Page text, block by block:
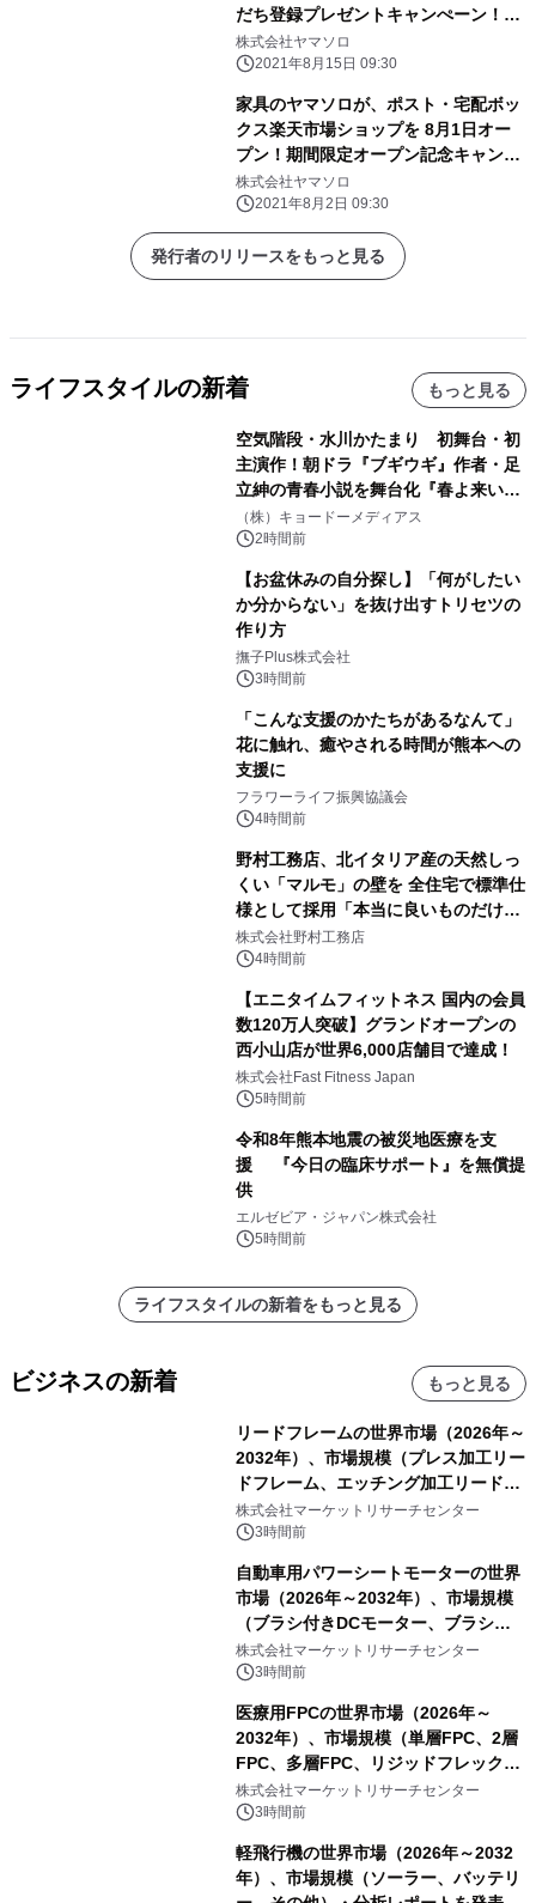
だち登録プレゼントキャンぺーン！」
を開催
株式会社ヤマソロ
2021年8月15日 09:30
家具のヤマソロが、ポスト・宅配ボッ
クス楽天市場ショップを 8月1日オー
プン！期間限定オープン記念キャンペ
ーンを開催
株式会社ヤマソロ
2021年8月2日 09:30
発行者のリリースをもっと見る
ライフスタイルの新着 もっと見る
空気階段・水川かたまり 初舞台・初
主演作！朝ドラ『ブギウギ』作者・足
立紳の青春小説を舞台化『春よ来い、
マジで来い』キービジュアル解禁！
（株）キョードーメディアス
2時間前
【お盆休みの自分探し】「何がしたい
か分からない」を抜け出すトリセツの
作り方
撫子Plus株式会社
3時間前
「こんな支援のかたちがあるなんて」
花に触れ、癒やされる時間が熊本への
支援に
フラワーライフ振興協議会
4時間前
野村工務店、北イタリア産の天然しっ
くい「マルモ」の壁を 全住宅で標準仕
様として採用「本当に良いものだけに
こだわる」
株式会社野村工務店
4時間前
【エニタイムフィットネス 国内の会員
数120万人突破】グランドオープンの
西小山店が世界6,000店舗目で達成！
株式会社Fast Fitness Japan
5時間前
令和8年熊本地震の被災地医療を支
援 『今日の臨床サポート』を無償提
供
エルゼビア・ジャパン株式会社
5時間前
ライフスタイルの新着をもっと見る
ビジネスの新着 もっと見る
リードフレームの世界市場（2026年～
2032年）、市場規模（プレス加工リー
ドフレーム、エッチング加工リードフ
レーム）・分析レポートを発表
株式会社マーケットリサーチセンター
3時間前
自動車用パワーシートモーターの世界
市場（2026年～2032年）、市場規模
（ブラシ付きDCモーター、ブラシレ
スDCモーター）・分析レポートを発
表
株式会社マーケットリサーチセンター
3時間前
医療用FPCの世界市場（2026年～
2032年）、市場規模（単層FPC、2層
FPC、多層FPC、リジッドフレックス
PCB）・分析レポートを発表
株式会社マーケットリサーチセンター
3時間前
軽飛行機の世界市場（2026年～2032
年）、市場規模（ソーラー、バッテリ